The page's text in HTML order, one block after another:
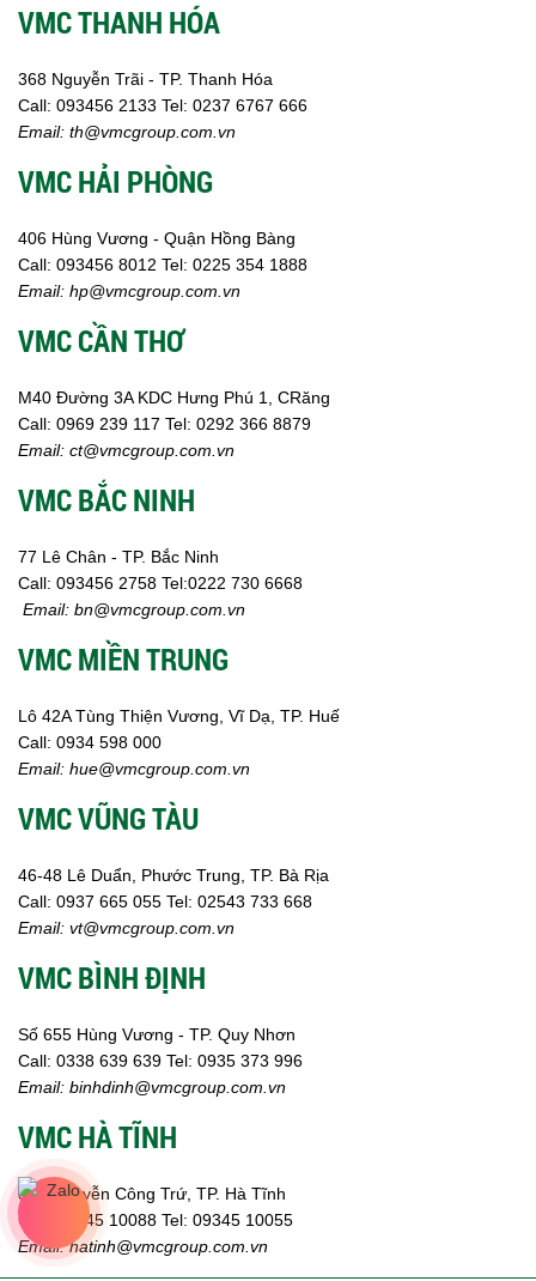
VMC THANH HÓA
368 Nguyễn Trãi - TP. Thanh Hóa
Call: 093456 2133 Tel: 0237 6767 666
Email: th@vmcgroup.com.vn
VMC HẢI PHÒNG
406 Hùng Vương - Quận Hồng Bàng
Call: 093456 8012 Tel: 0225 354 1888
Email: hp@vmcgroup.com.vn
VMC CẦN THƠ
M40 Đường 3A KDC Hưng Phú 1, CRăng
Call: 0969 239 117 Tel: 0292 366 8879
Email: ct@vmcgroup.com.vn
VMC BẮC NINH
77 Lê Chân - TP. Bắc Ninh
Call: 093456 2758 Tel:0222 730 6668
Email: bn@vmcgroup.com.vn
VMC MIỀN TRUNG
Lô 42A Tùng Thiện Vương, Vĩ Dạ, TP. Huế
Call: 0934 598 000
Email: hue@vmcgroup.com.vn
VMC VŨNG TÀU
46-48 Lê Duẩn, Phước Trung, TP. Bà Rịa
Call: 0937 665 055 Tel: 02543 733 668
Email: vt@vmcgroup.com.vn
VMC BÌNH ĐỊNH
Số 655 Hùng Vương - TP. Quy Nhơn
Call: 0338 639 639 Tel: 0935 373 996
Email: binhdinh@vmcgroup.com.vn
VMC HÀ TĨNH
359 Nguyễn Công Trứ, TP. Hà Tĩnh
Call:
09345 10088 Tel: 09345 10055
Email: hatinh@vmcgroup.com.vn